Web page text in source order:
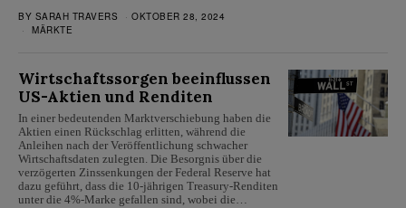
BY SARAH TRAVERS
OKTOBER 28, 2024
MÄRKTE
Wirtschaftssorgen beeinflussen
US-Aktien und Renditen
In einer bedeutenden Marktverschiebung haben die
Aktien einen Rückschlag erlitten, während die
Anleihen nach der Veröffentlichung schwacher
Wirtschaftsdaten zulegten. Die Besorgnis über die
verzögerten Zinssenkungen der Federal Reserve hat
dazu geführt, dass die 10-jährigen Treasury-Renditen
unter die 4%-Marke gefallen sind, wobei die…